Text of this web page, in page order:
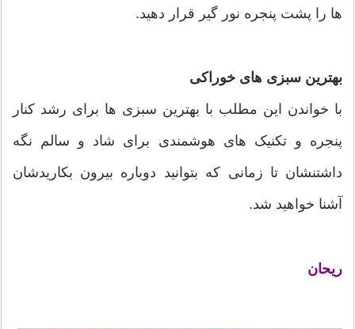
ها را پشت پنجره نور گیر قرار دهید.
بهترین سبزی های خوراکی
با خواندن این مطلب با بهترین سبزی ها برای رشد کنار
پنجره و تکنیک های هوشمندی برای شاد و سالم نگه
داشتنشان تا زمانی که بتوانید دوباره بیرون بکاریدشان
آشنا خواهید شد.
ریحان